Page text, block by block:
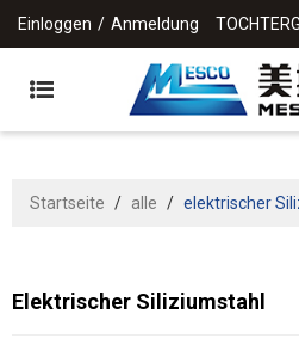
Einloggen / Anmeldung
Startseite / alle / elektrischer
Elektrischer Siliziumstahl